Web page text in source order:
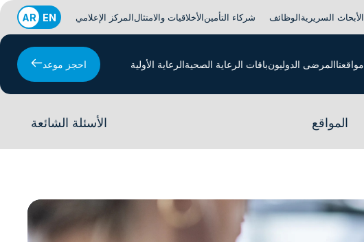
الأبحاث السريريةالوظائف شركاء التأمينالأخلاقيات والامتثالالمركز الإعلامي EN
AR
مواقعناالمرضى الدوليونباقات الرعاية الصحيةالرعاية الأولية احجز موعد
المواقع الأسئلة الشائعة